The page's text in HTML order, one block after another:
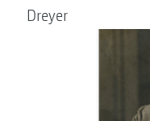
Dreyer